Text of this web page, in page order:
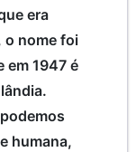
era
o nome foi
em 1947 é
humana,